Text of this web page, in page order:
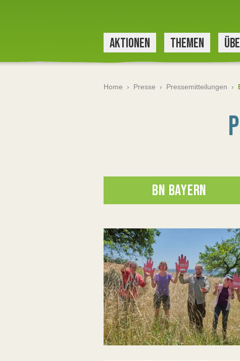
AKTIONEN THEMEN
Home › Presse › Pressemitteilungen ›
BN BAYERN